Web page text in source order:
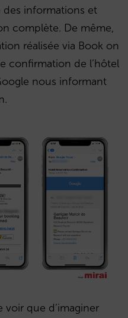
informations et
complète. De même,
réalisée via Book on
confirmation de l’hôtel
nous informant
voir que d’imaginer